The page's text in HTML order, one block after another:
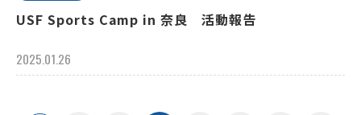
USF Sports Camp in 奈良 活動報告
2025.01.26